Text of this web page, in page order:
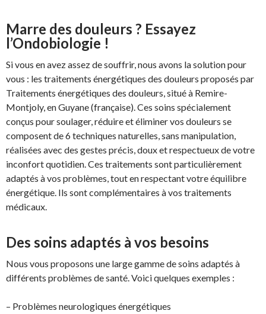
Marre des douleurs ? Essayez
l’Ondobiologie !
Si vous en avez assez de souffrir, nous avons la solution pour
vous : les traitements énergétiques des douleurs proposés par
Traitements énergétiques des douleurs, situé à Remire-
Montjoly, en Guyane (française). Ces soins spécialement
conçus pour soulager, réduire et éliminer vos douleurs se
composent de 6 techniques naturelles, sans manipulation,
réalisées avec des gestes précis, doux et respectueux de votre
inconfort quotidien. Ces traitements sont particulièrement
adaptés à vos problèmes, tout en respectant votre équilibre
énergétique. Ils sont complémentaires à vos traitements
médicaux.
Des soins adaptés à vos besoins
Nous vous proposons une large gamme de soins adaptés à
différents problèmes de santé. Voici quelques exemples :
– Problèmes neurologiques énergétiques